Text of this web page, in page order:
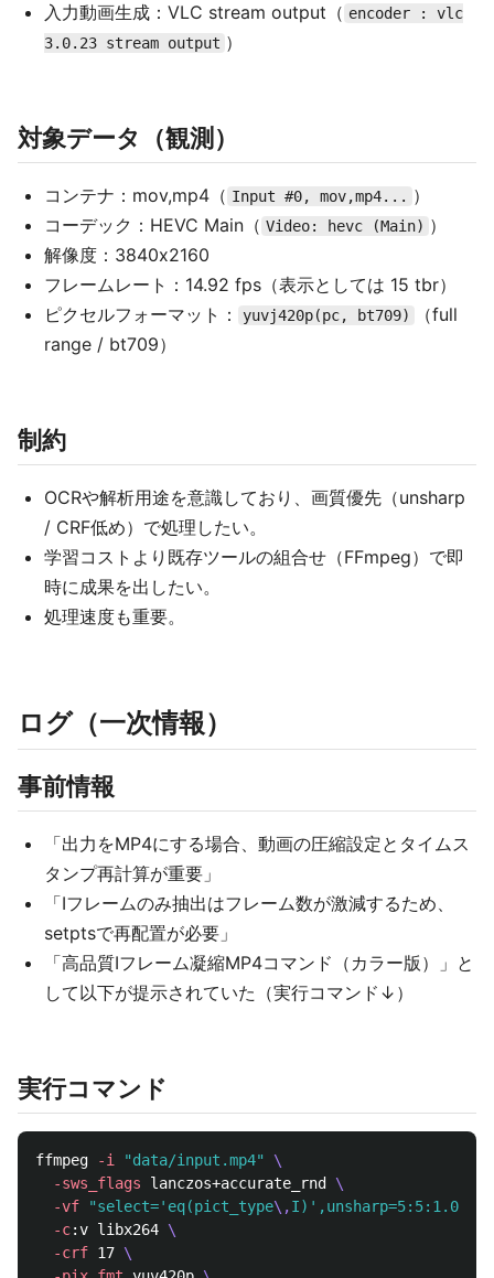
入力動画生成：VLC stream output（ encoder : vlc
3.0.23 stream output ）
対象データ（観測）
コンテナ：mov,mp4（ Input #0, mov,mp4... ）
コーデック：HEVC Main（ Video: hevc (Main) ）
解像度：3840x2160
フレームレート：14.92 fps（表示としては 15 tbr）
ピクセルフォーマット：
yuvj420p(pc, bt709)
（full
range / bt709）
制約
OCRや解析用途を意識しており、画質優先（unsharp
/ CRF低め）で処理したい。
学習コストより既存ツールの組合せ（FFmpeg）で即
時に成果を出したい。
処理速度も重要。
ログ（一次情報）
事前情報
「出力をMP4にする場合、動画の圧縮設定とタイムス
タンプ再計算が重要」
「Iフレームのみ抽出はフレーム数が激減するため、
setptsで再配置が必要」
「高品質Iフレーム凝縮MP4コマンド（カラー版）」と
して以下が提示されていた（実行コマンド↓）
実行コマンド
ffmpeg -i "data/input.mp4"
\
-sws_flags lanczos+accurate_rnd \
-vf
"select='eq(pict_type\,
-c:v libx264 \
-crf 17 \